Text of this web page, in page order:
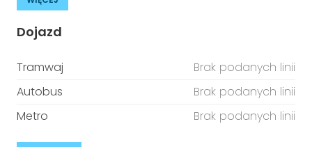
Dojazd
Tramwaj
Brak podanych linii
Autobus
Brak podanych linii
Metro
Brak podanych linii